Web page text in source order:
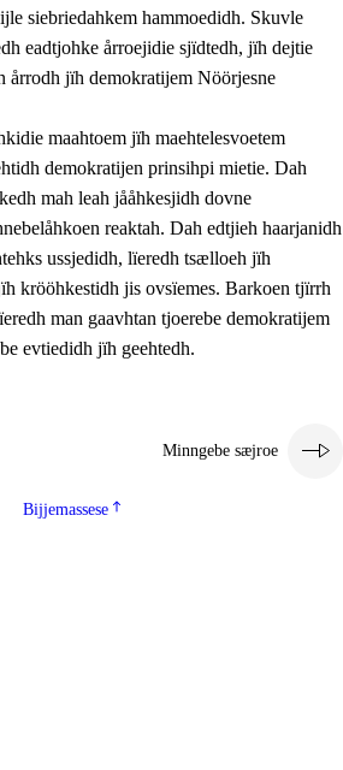
teemah
jïh jieledehaalveme
jïh meatanårrojevoete
siebriedahkem hammoedidh. Skuvle
eadtjohke årroejidie sjïdtedh, jïh dejtie
årrodh jïh demokratijem Nöörjesne
maahtoem jïh maehtelesvoetem
demokratijen prinsihpi mietie. Dah
mah leah jååhkesjidh dovne
reaktah. Dah edtjieh haarjanidh
ussjedidh, lïeredh tsælloeh jïh
krööhkestidh jis ovsïemes. Barkoen tjïrrh
man gaavhtan tjoerebe demokratijem
evtiedidh jïh geehtedh.
Minngebe sæjroe
Bijjemassese